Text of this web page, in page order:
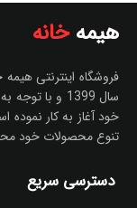
هیمه خانه
فروشگاه اینترنتی
سال 1399 و
خود آغاز به کار
تنوع محصولات خود
دسترسی سریع